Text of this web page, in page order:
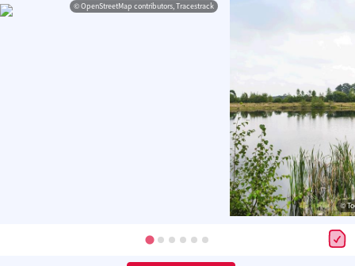
© OpenStreetMap contributors, Tracestrack
©